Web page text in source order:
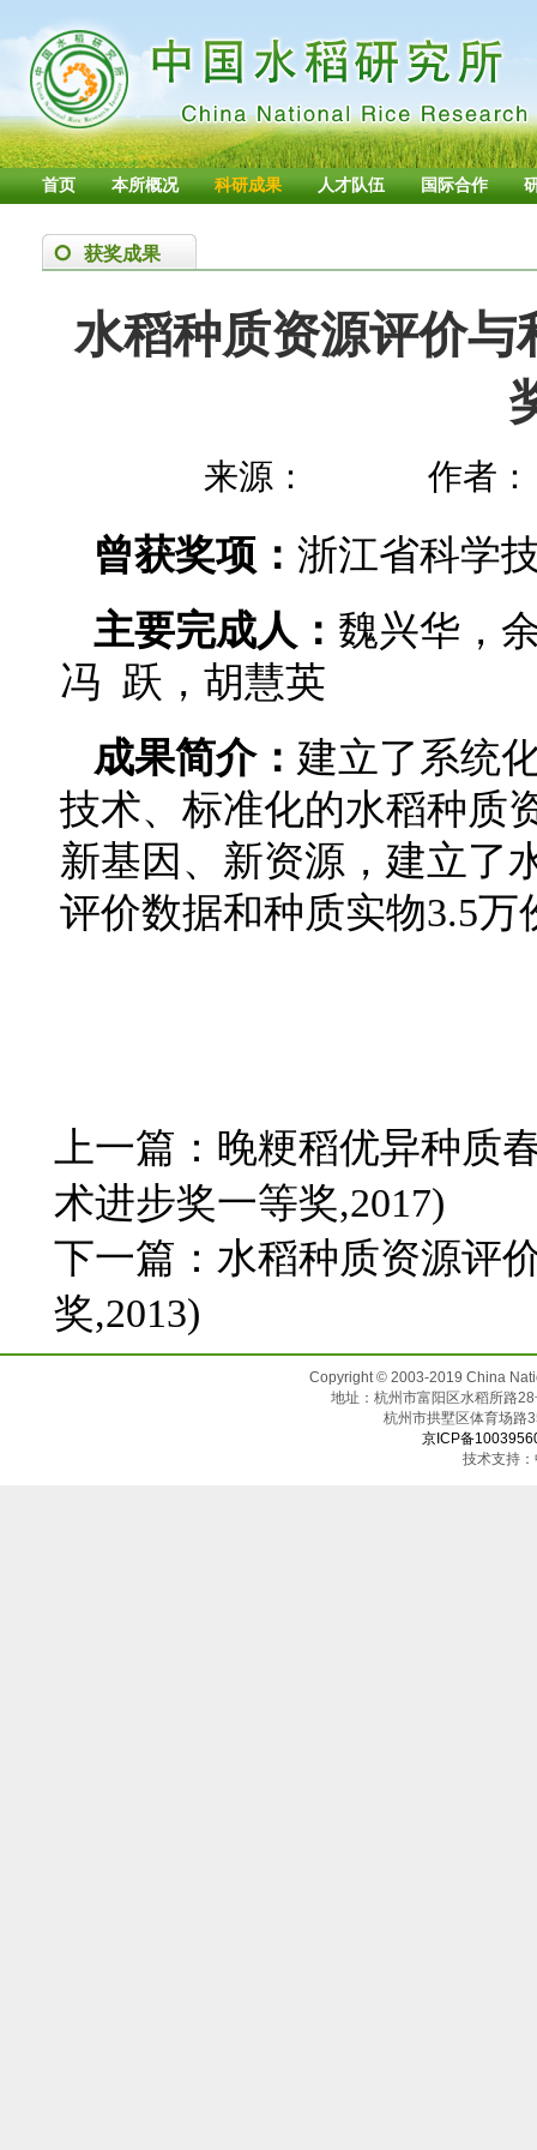
首页 本所概况 科研成果 人才队伍 国际合作
获奖成果
水稻种质资源评价
来源： 作者：
曾获奖项： 浙江省科学
主要完成人： 魏兴华，
冯 跃，胡慧英
成果简介： 建立了系统
技术、标准化的水稻种质
新基因、新资源，建立了
评价数据和种质实物3.5万
上一篇： 晚粳稻优异种质
术进步奖一等奖,2017)
下一篇： 水稻种质资源评
奖,2013)
Copyright © 2003-2019 China
地址：杭州市富阳区水稻所路
杭州市拱墅区体
京ICP备
技术支持